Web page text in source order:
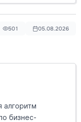
501 05.08.2026
бизнес-